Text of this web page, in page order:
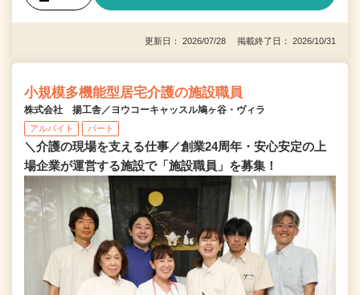
更新日： 2026/07/28 掲載終了日： 2026/10/31
小規模多機能型居宅介護の施設職員
株式会社 揚工舎／ヨウコーキャッスル鳩ヶ谷・ヴィラ
アルバイト パート
＼介護の現場を支える仕事／創業24周年・安心安定の上
場企業が運営する施設で「施設職員」を募集！